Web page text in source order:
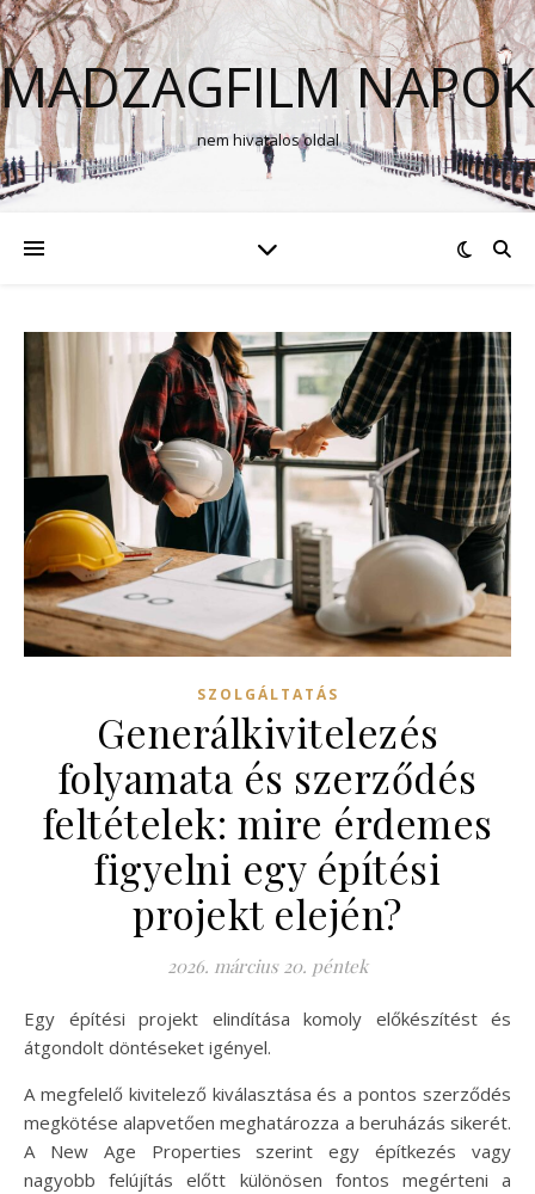
MADZAGFILM NAPOK
nem hivatalos oldal
SZOLGÁLTATÁS
Generálkivitelezés
folyamata és szerződés
feltételek: mire érdemes
figyelni egy építési
projekt elején?
2026. március 20. péntek
Egy építési projekt elindítása komoly előkészítést és
átgondolt döntéseket igényel.
A megfelelő kivitelező kiválasztása és a pontos szerződés
megkötése alapvetően meghatározza a beruházás sikerét.
A New Age Properties szerint egy építkezés vagy
nagyobb felújítás előtt különösen fontos megérteni a